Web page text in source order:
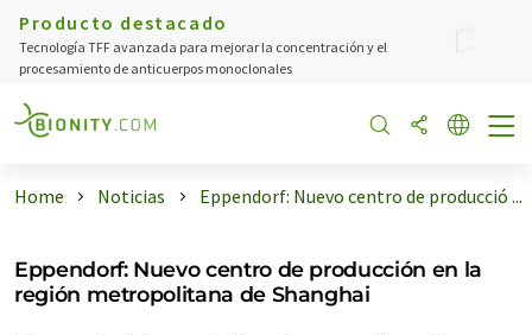
Producto destacado
Tecnología TFF avanzada para mejorar la concentración y el
procesamiento de anticuerpos monoclonales
Home Noticias Eppendorf: Nuevo centro de producció ...
Eppendorf: Nuevo centro de producción en la
región metropolitana de Shanghai